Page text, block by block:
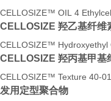
CELLOSIZE™ OIL 4
CELLOSIZE 羟乙基纤维
CELLOSIZE™ Hydroxyethyl
CELLOSIZE 羟丙基甲基
CELLOSIZE™ Texture 40-
发用定型聚合物